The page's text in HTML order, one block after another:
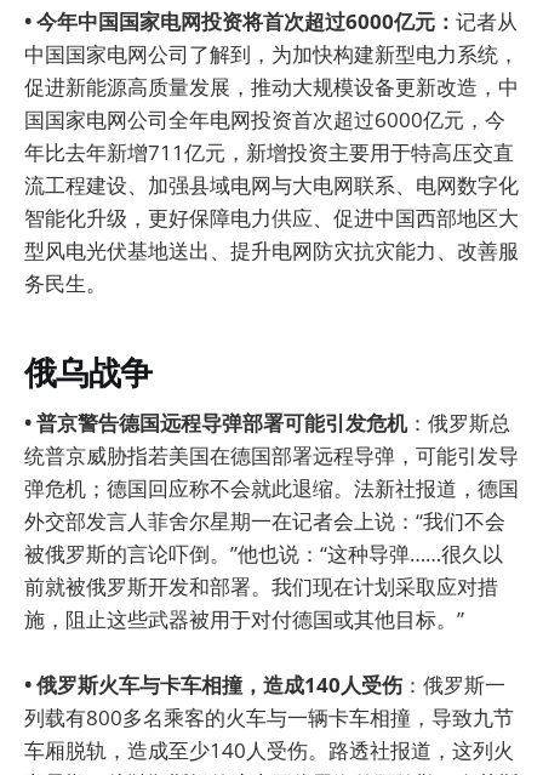
• 今年中国国家电网投资将首次超过6000亿元： 记者从
中国国家电网公司了解到，为加快构建新型电力系统，
促进新能源高质量发展，推动大规模设备更新改造，中
国国家电网公司全年电网投资首次超过6000亿元，今
年比去年新增711亿元，新增投资主要用于特高压交直
流工程建设、加强县域电网与大电网联系、电网数字化
智能化升级，更好保障电力供应、促进中国西部地区大
型风电光伏基地送出、提升电网防灾抗灾能力、改善服
务民生。
俄乌战争
• 普京警告德国远程导弹部署可能引发危机：俄罗斯总
统普京威胁指若美国在德国部署远程导弹，可能引发导
弹危机；德国回应称不会就此退缩。法新社报道，德国
外交部发言人菲舍尔星期一在记者会上说：“我们不会
被俄罗斯的言论吓倒。”他也说：“这种导弹……很久以
前就被俄罗斯开发和部署。我们现在计划采取应对措
施，阻止这些武器被用于对付德国或其他目标。”
• 俄罗斯火车与卡车相撞，造成140人受伤 ：俄罗斯一
列载有800多名乘客的火车与一辆卡车相撞，导致九节
车厢脱轨，造成至少140人受伤。路透社报道，这列火